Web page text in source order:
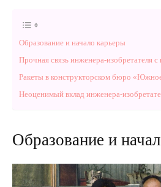
Образование и начало карьеры
Прочная связь инженера-изобретателя
Ракеты в конструкторском бюро
Неоценимый вклад инженера-
Образование и